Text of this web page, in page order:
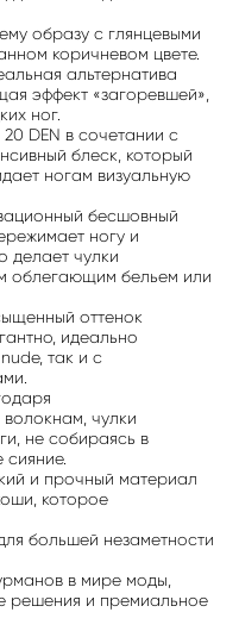
образу с глянцевыми
коричневом цвете.
альтернатива
эффект «загоревшей»,
ног.
20 DEN в сочетании с
блеск, который
ногам визуальную
бесшовный
ногу и
делает чулки
облегающим бельем или
оттенок
идеально
так и с
чулки
не собираясь в
и прочный материал
которое
большей незаметности
в мире моды,
решения и премиальное